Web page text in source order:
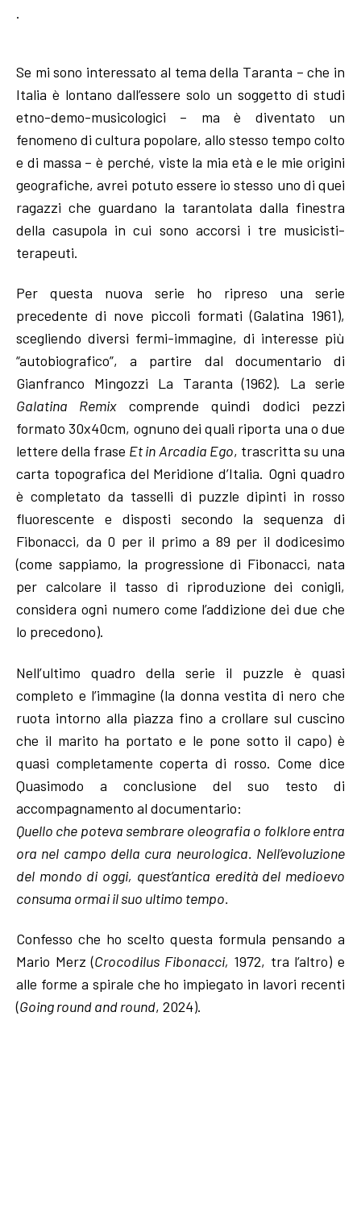
.
Se mi sono interessato al tema della Taranta – che in
Italia è lontano dall’essere solo un soggetto di studi
etno-demo-musicologici – ma è diventato un
fenomeno di cultura popolare, allo stesso tempo colto
e di massa – è perché, viste la mia età e le mie origini
geografiche, avrei potuto essere io stesso uno di quei
ragazzi che guardano la tarantolata dalla finestra
della casupola in cui sono accorsi i tre musicisti-
terapeuti.
Per questa nuova serie ho ripreso una serie
precedente di nove piccoli formati (Galatina 1961),
scegliendo diversi fermi-immagine, di interesse più
“autobiografico”, a partire dal documentario di
Gianfranco Mingozzi La Taranta (1962). La serie
Galatina Remixcomprende quindi dodici pezzi
formato 30x40cm, ognuno dei quali riporta una o due
lettere della frase Et in Arcadia Ego, trascritta su una
carta topografica del Meridione d’Italia. Ogni quadro
è completato da tasselli di puzzle dipinti in rosso
fluorescente e disposti secondo la sequenza di
Fibonacci, da 0 per il primo a 89 per il dodicesimo
(come sappiamo, la progressione di Fibonacci, nata
per calcolare il tasso di riproduzione dei conigli,
considera ogni numero come l’addizione dei due che
lo precedono).
Nell’ultimo quadro della serie il puzzle è quasi
completo e l’immagine (la donna vestita di nero che
ruota intorno alla piazza fino a crollare sul cuscino
che il marito ha portato e le pone sotto il capo) è
quasi completamente coperta di rosso. Come dice
Quasimodo a conclusione del suo testo di
accompagnamento al documentario:
Quello che poteva sembrare oleografia o folklore entra
ora nel campo della cura neurologica. Nell’evoluzione
del mondo di oggi, quest’antica eredità del medioevo
consuma ormai il suo ultimo tempo.
Confesso che ho scelto questa formula pensando a
Mario Merz (Crocodilus Fibonacci, 1972, tra l’altro) e
alle forme a spirale che ho impiegato in lavori recenti
(Going round and round, 2024).